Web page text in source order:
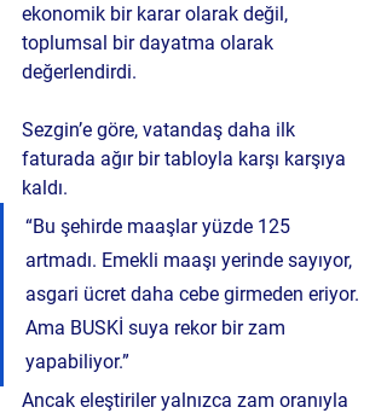
ekonomik bir karar olarak değil,
toplumsal bir dayatma olarak
değerlendirdi.
Sezgin’e göre, vatandaş daha ilk
faturada ağır bir tabloyla karşı karşıya
kaldı.
“Bu şehirde maaşlar yüzde 125
artmadı. Emekli maaşı yerinde sayıyor,
asgari ücret daha cebe girmeden eriyor.
Ama BUSKİ suya rekor bir zam
yapabiliyor.”
Ancak eleştiriler yalnızca zam oranıyla